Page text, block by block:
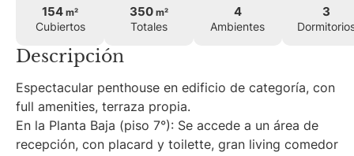
154m²
Cubiertos
350 m²
Totales
4
Ambientes
3
Descripción
Espectacular penthouse en edificio de categoría, con
full amenities, terraza propia.
En la Planta Baja (piso 7°): Se accede a un área de
recepción, con placard y toilette, gran living comedor